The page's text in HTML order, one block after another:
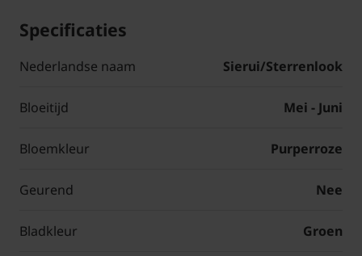
Specificaties
Nederlandse naam Sierui/Sterrenlook
Bloeitijd Mei - Juni
Bloemkleur Purperroze
Geurend Nee
Bladkleur Groen